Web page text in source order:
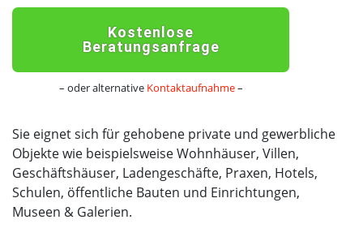
Kostenlose
Beratungsanfrage
– oder alternative Kontaktaufnahme–
Sie eignet sich für gehobene private und gewerbliche
Objekte wie beispielsweise Wohnhäuser, Villen,
Geschäftshäuser, Ladengeschäfte, Praxen, Hotels,
Schulen, öffentliche Bauten und Einrichtungen,
Museen & Galerien.